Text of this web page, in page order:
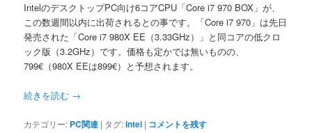
IntelのデスクトップPC向け6コアCPU「Core i7 970 BOX」が、
この数週間以内に出荷されるとの事です。「Core i7 970」は先日
発売された「Core i7 980X EE（3.33GHz）」と同コアの低クロ
ック版（3.2GHz）です。価格も定かでは無いものの、
799€（980X EEは899€）と予想されます。
続きを読む →
カテゴリー: PC関連 | タグ:Intel | コメントを残す